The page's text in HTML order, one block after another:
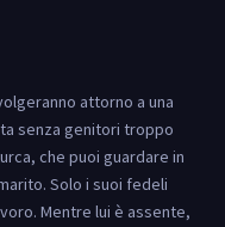
attorno a una
senza genitori troppo
che puoi guardare in
Solo i suoi fedeli
Mentre lui è assente,